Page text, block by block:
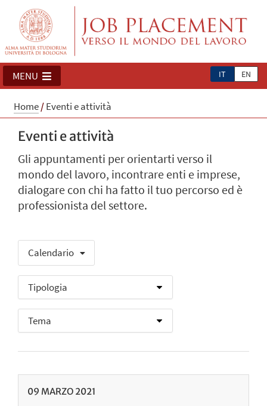
IT EN
MENU
Home/Eventi e attività
Eventi e attività
Gli appuntamenti per orientarti verso il
mondo del lavoro, incontrare enti e imprese,
dialogare con chi ha fatto il tuo percorso ed è
professionista del settore.
Calendario
09 MARZO 2021